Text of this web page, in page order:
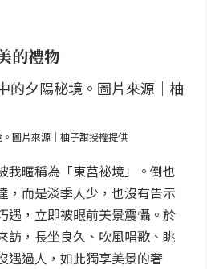
的禮物
圖片來源｜柚子甜授權提供
我暱稱為「東莒祕境」。倒也
，而是淡季人少，也沒有告示
遇，立即被眼前美景震懾。於
訪，長坐良久、吹風唱歌、眺
遇過人，如此獨享美景的奢